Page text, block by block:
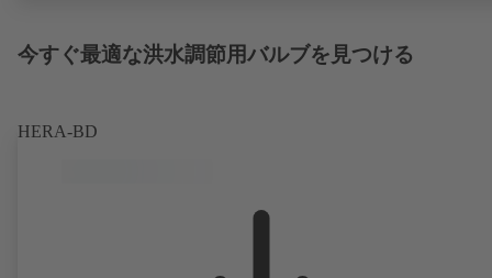
今すぐ最適な洪水調節用バルブを見つける
HERA-BD